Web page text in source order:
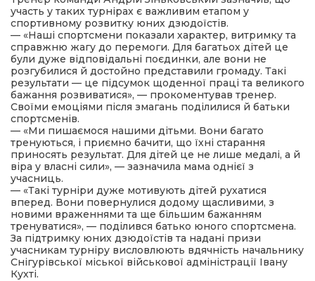
участь у таких турнірах є важливим етапом у
спортивному розвитку юних дзюдоїстів.
— «Наші спортсмени показали характер, витримку та
справжню жагу до перемоги. Для багатьох дітей це
були дуже відповідальні поєдинки, але вони не
розгубилися й достойно представили громаду. Такі
результати — це підсумок щоденної праці та великого
бажання розвиватися», — прокоментував тренер.
Своїми емоціями після змагань поділилися й батьки
спортсменів.
— «Ми пишаємося нашими дітьми. Вони багато
тренуються, і приємно бачити, що їхні старання
приносять результат. Для дітей це не лише медалі, а й
віра у власні сили», — зазначила мама однієї з
учасниць.
— «Такі турніри дуже мотивують дітей рухатися
вперед. Вони повернулися додому щасливими, з
новими враженнями та ще більшим бажанням
тренуватися», — поділився батько юного спортсмена.
За підтримку юних дзюдоїстів та надані призи
учасникам турніру висловлюють вдячність начальнику
Снігурівської міської військової адміністрації Івану
Кухті.